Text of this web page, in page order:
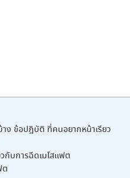
าง ข้อปฎิบัติ ที่คนอยากหน้าเรียว
กับการฉีดเมโสแฟต
ต